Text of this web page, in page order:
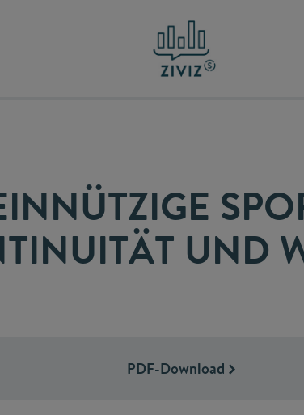
UND
PDF-Download